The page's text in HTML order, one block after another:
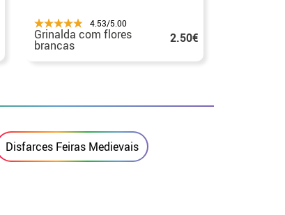
4.53/5.00
Grinalda com flores
brancas 2.50€
Disfarces Feiras Medievais